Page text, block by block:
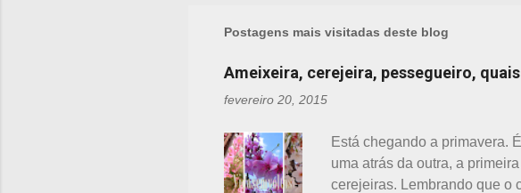
e
t
á
r
i
o
Postagens mais visitadas deste blog
Ameixeira, cerejeira, pessegueiro,
fevereiro 20, 2015
Está chegando a primavera.
uma atrás da outra, a
cerejeiras. Lembrando que o